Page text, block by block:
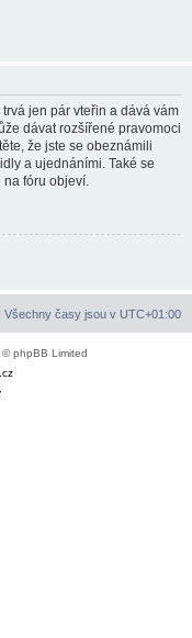
jen pár vteřin a dává vám
dávat rozšířené pravomoci
že jste se obeznámili
a ujednáními. Také se
fóru objeví.
Všechny časy jsou v UTC+01:00
phpBB Limited